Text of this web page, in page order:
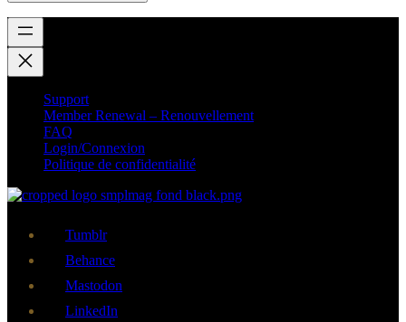
Support
Member Renewal – Renouvellement
FAQ
Login/Connexion
Politique de confidentialité
Tumblr
Behance
Mastodon
LinkedIn